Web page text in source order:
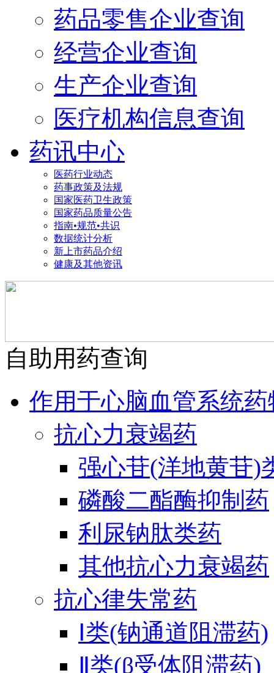
药品零售企业查询
经营企业查询
生产企业查询
医疗机构信息查询
药讯中心
医药行业动态
药事政策及法规
国家医药卫生政策
国家药品质量公告
指南•规范•共识
数据统计分析
新上市药品介绍
健康及其他资讯
自助用药查询
作用于心脑血管系统药
抗心力衰竭药
强心苷(洋地黄苷)
磷酸二酯酶抑制药
利尿钠肽类药
其他抗心力衰竭药
抗心律失常药
Ⅰ类(钠通道阻滞药)
Ⅱ类(β受体阻滞药)